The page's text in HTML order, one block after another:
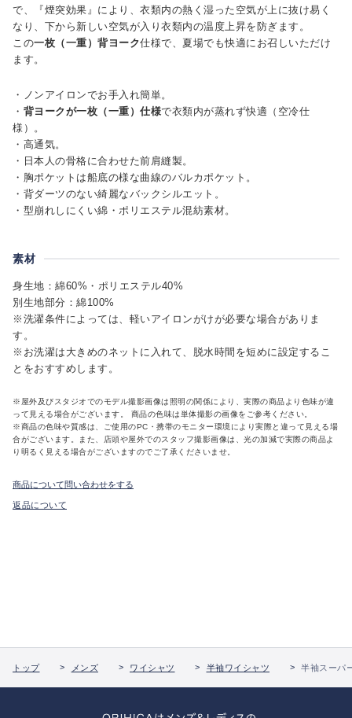
で、『煙突効果』により、衣類内の熱く湿った空気が上に抜け易く
なり、下から新しい空気が入り衣類内の温度上昇を防ぎます。
この一枚（一重）背ヨーク仕様で、夏場でも快適にお召しいただけ
ます。
・ノンアイロンでお手入れ簡単。
・ 背ヨークが一枚（一重）仕様で衣類内が蒸れず快適（空冷仕
様）。
・高通気。
・日本人の骨格に合わせた前肩縫製。
・胸ポケットは船底の様な曲線のバルカポケット。
・背ダーツのない綺麗なバックシルエット。
・型崩れしにくい綿・ポリエステル混紡素材。
素材
身生地：綿60%・ポリエステル40%
別生地部分：綿100%
※洗濯条件によっては、軽いアイロンがけが必要な場合がありま
す。
※お洗濯は大きめのネットに入れて、脱水時間を短めに設定するこ
とをおすすめします。
※屋外及びスタジオでのモデル撮影画像は照明の関係により、実際の商品より色味が違
って見える場合がございます。 商品の色味は単体撮影の画像をご参考ください。
※商品の色味や質感は、ご使用のPC・携帯のモニター環境により実際と違って見える場
合がございます。また、店頭や屋外でのスタッフ撮影画像は、光の加減で実際の商品よ
り明るく見える場合がございますのでご了承くださいませ。
商品について問い合わせをする
返品について
トップ メンズ ワイシャツ 半袖ワイシャツ 半袖スーパ